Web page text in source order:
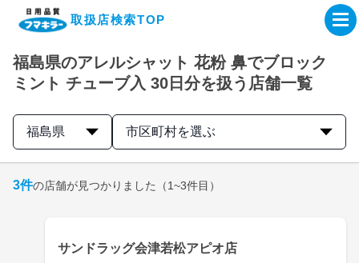
取扱店検索TOP
企業・IR情報サイト
製品情報サイト
取扱店検索はこちら
福島県のアレルシャット 花粉 鼻でブロック
ミント チューブ入 30日分を扱う店舗一覧
福島県 市区町村を選ぶ
3件の店舗が見つかりました （1~3件目）
サンドラッグ会津若松アピオ店